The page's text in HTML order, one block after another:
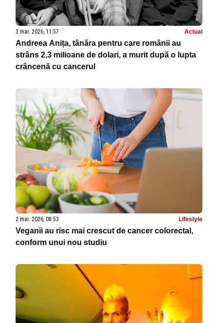
3 mar. 2026, 11:57 Actual
Andreea Anița, tânăra pentru care românii au
strâns 2,3 milioane de dolari, a murit după o lupta
crâncenă cu cancerul
2 mar. 2026, 08:53 Lifestyle
Veganii au risc mai crescut de cancer colorectal,
conform unui nou studiu